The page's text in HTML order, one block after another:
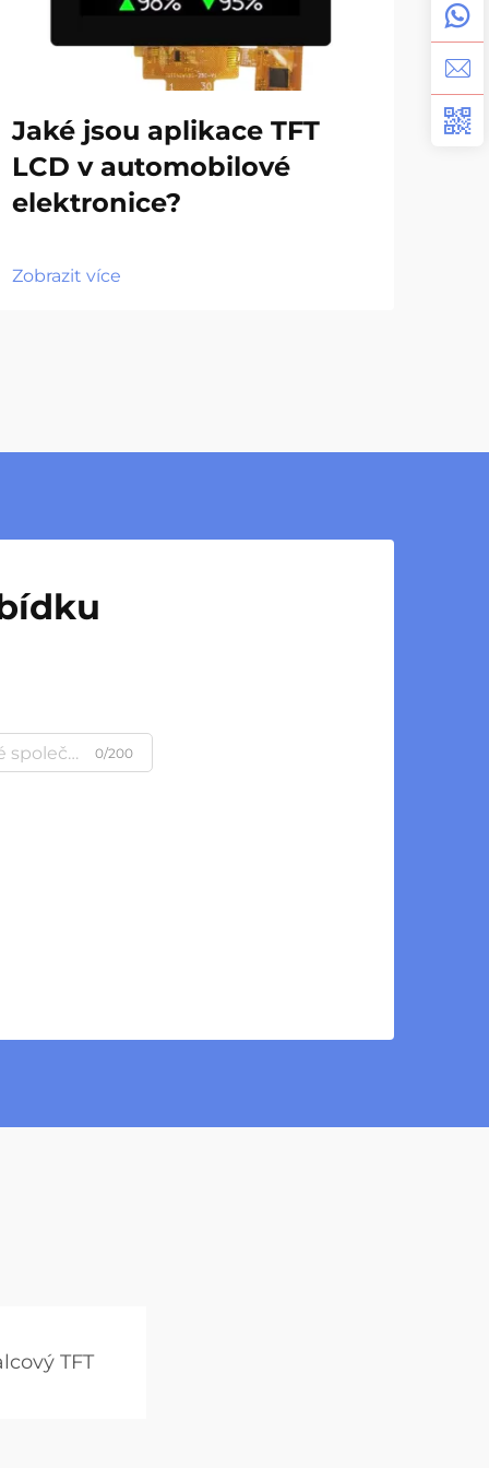
Jaké jsou aplikace TFT
LCD v automobilové
elektronice?
Zobrazit více
0/200
TFT